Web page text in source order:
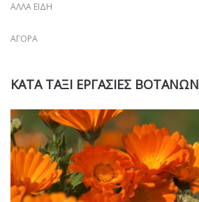
ΑΛΛΑ ΕΙΔΗ
ΑΓΟΡΆ
ΚΑΤΑ ΤΑΞΙ ΕΡΓΑΣΙΕΣ ΒΟΤΑΝΩΝ